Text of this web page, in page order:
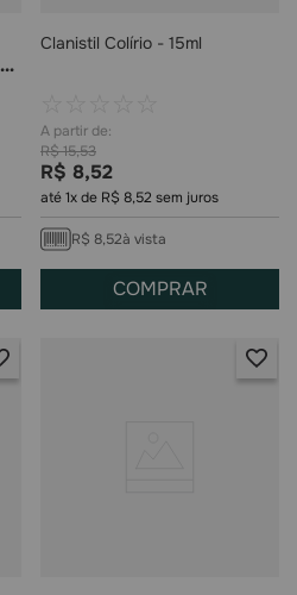
Clanistil Colírio - 15ml
R$15,53
R$ 8,52
até1x de R$ 8,52 sem juros
R$ 8,52à vista
COMPRAR